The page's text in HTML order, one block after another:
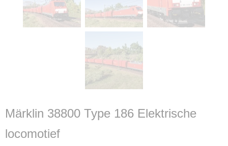
Märklin 38800 Type 186 Elektrische
locomotief